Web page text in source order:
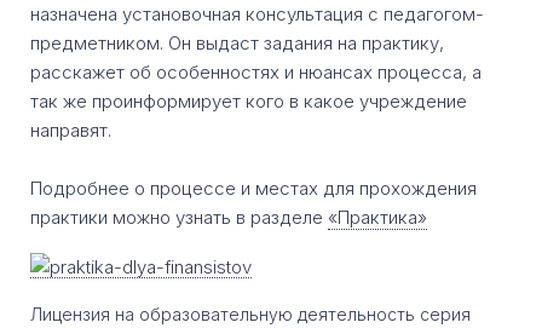
назначена установочная консультация с педагогом-
предметником. Он выдаст задания на практику,
расскажет об особенностях и нюансах процесса, а
так же проинформирует кого в какое учреждение
направят.
Подробнее о процессе и местах для прохождения
практики можно узнать в разделе «Практика»
Лицензия на образовательную деятельность серия